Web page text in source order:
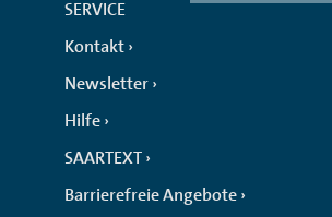
SERVICE
Kontakt
Newsletter
Hilfe
SAARTEXT
Barrierefreie Angebote